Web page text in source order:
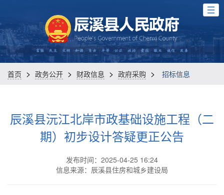
首页 > 政务公开 > 财政信息 > 政府采购 > 招标信息
辰溪县沅江北岸市政基础设施工程（二
期）初步设计答疑更正公告
发布时间：2025-04-25 16:24
信息来源：辰溪县住房和城乡建设局